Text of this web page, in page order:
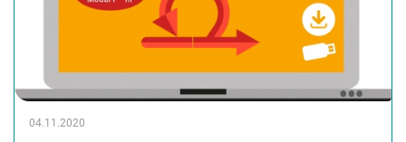
04.11.2020